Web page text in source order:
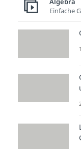
Einfache